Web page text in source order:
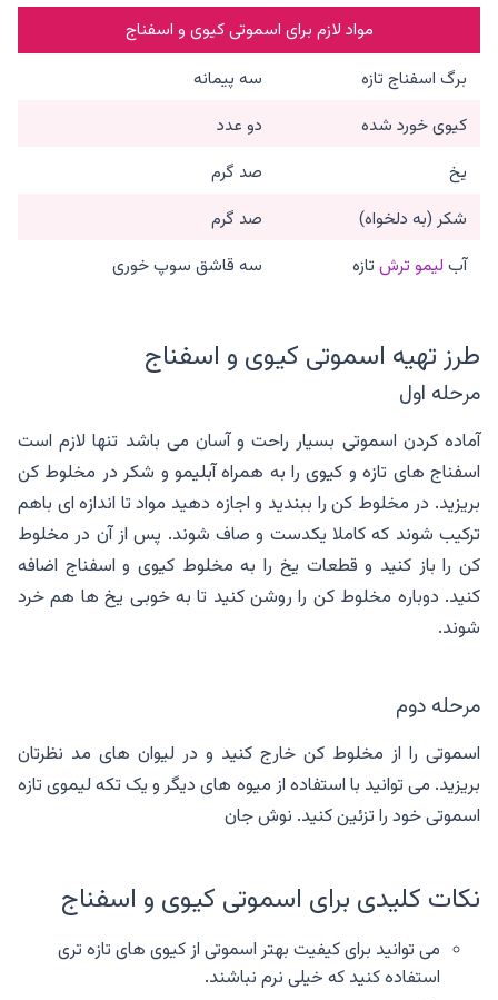
مواد لازم برای اسموتی کیوی و اسفناج
برگ اسفناج تازه
سه پیمانه
کیوی خورد شده
دو عدد
یخ
صد گرم
شکر (به دلخواه)
صد گرم
آب لیمو ترش تازه سه قاشق سوپ خوری
طرز تهیه اسموتی کیوی و اسفناج
مرحله اول
آماده کردن اسموتی بسیار راحت و آسان می باشد تنها لازم است
اسفناج های تازه و کیوی را به همراه آبلیمو و شکر در مخلوط کن
بریزید. در مخلوط کن را ببندید و اجازه دهید مواد تا اندازه ای باهم
ترکیب شوند که کاملا یکدست و صاف شوند. پس از آن در مخلوط
کن را باز کنید و قطعات یخ را به مخلوط کیوی و اسفناج اضافه
کنید. دوباره مخلوط کن را روشن کنید تا به خوبی یخ ها هم خرد
شوند.
مرحله دوم
اسموتی را از مخلوط کن خارج کنید و در لیوان های مد نظرتان
بریزید. می توانید با استفاده از میوه های دیگر و یک تکه لیموی تازه
اسموتی خود را تزئین کنید. نوش جان
نکات کلیدی برای اسموتی کیوی و اسفناج
می توانید برای کیفیت بهتر اسموتی از کیوی های تازه تری
استفاده کنید که خیلی نرم نباشند.